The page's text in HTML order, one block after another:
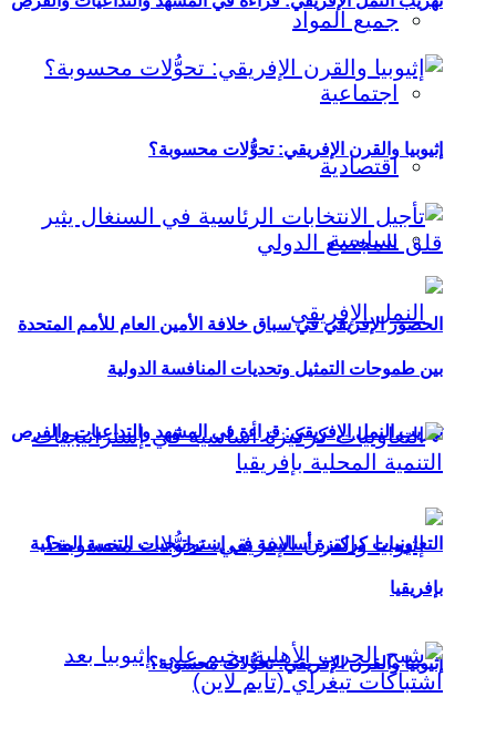
جميع المواد
اجتماعية
اقتصادية
سياسية
تهريب النمل الإفريقي: قراءة في المشهد والتداعيات والفرص
إثيوبيا والقرن الإفريقي: تحوُّلات محسوبة؟
إثيوبيا والقرن الإفريقي: تحوُّلات محسوبة؟
الحضور الإفريقي في سباق خلافة الأمين العام للأمم المتحدة
بين طموحات التمثيل وتحديات المنافسة الدولية
التعاونيات كركيزة أساسية في إستراتيجيات التنمية المحلية
بإفريقيا